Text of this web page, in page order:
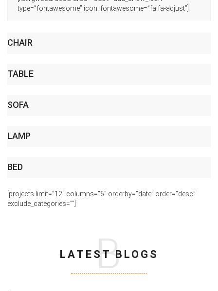
type=”fontawesome” icon_fontawesome=”fa fa-adjust”]
CHAIR
TABLE
SOFA
LAMP
BED
[projects limit=”12″ columns=”6″ orderby=”date” order=”desc”
exclude_categories=””]
LATEST BLOGS
B